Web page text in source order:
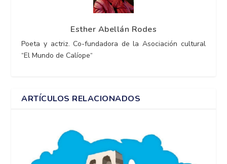
Esther Abellán Rodes
Poeta y actriz. Co-fundadora de la Asociación cultural
“El Mundo de Calíope“
ARTÍCULOS RELACIONADOS